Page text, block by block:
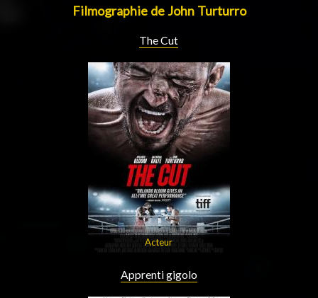
Filmographie de John Turturro
The Cut
Acteur
Apprenti gigolo